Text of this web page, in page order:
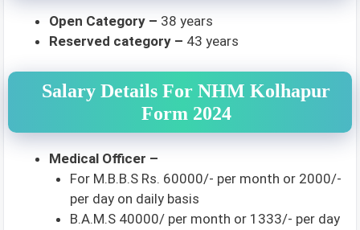
Open Category – 38 years
Reserved category – 43 years
Salary Details For NHM Kolhapur
Form 2024
Medical Officer –
For M.B.B.S Rs. 60000/- per month or 2000/-
per day on daily basis
B.A.M.S 40000/ per month or 1333/- per day